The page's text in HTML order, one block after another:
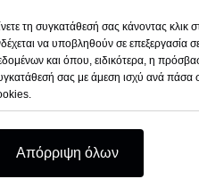
Jinan
πλακών,
ένα χρόνο, είναι
αυτή τη στιγμή
τη συγκατάθεσή σας κάνοντας κλικ
να υποβληθούν σε επεξεργασία
και όπου, ειδικότερα, η
σας με άμεση ισχύ ανά πάσα
Απόρριψη όλων